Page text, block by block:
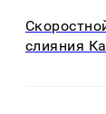
слияния